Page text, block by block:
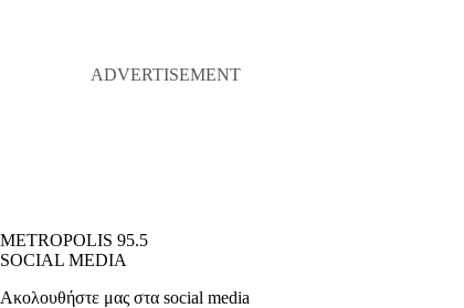
METROPOLIS 95.5
SOCIAL MEDIA
Ακολουθήστε μας στα social media